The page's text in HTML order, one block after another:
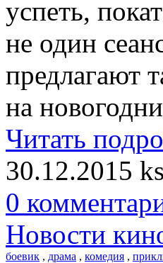
успеть,
не один
предлагают
на
Читать
30.12.2015
0
Новости
боевик , драма , комедия ,